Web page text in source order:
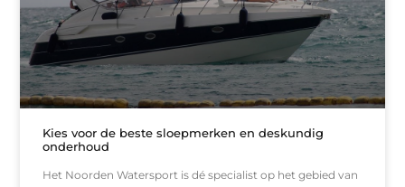
Kies voor de beste sloepmerken en deskundig
onderhoud
Het Noorden Watersport is dé specialist op het gebied van